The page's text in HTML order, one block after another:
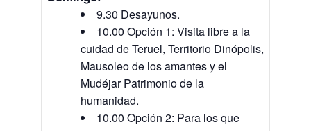
9.30 Desayunos.
10.00 Opción 1: Visita libre a la
cuidad de Teruel, Territorio Dinópolis,
Mausoleo de los amantes y el
Mudéjar Patrimonio de la
humanidad.
10.00 Opción 2: Para los que